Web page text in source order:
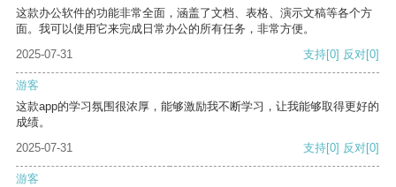
这款办公软件的功能非常全面，涵盖了文档、表格、演示文稿等各个方
面。我可以使用它来完成日常办公的所有任务，非常方便。
2025-07-31
支持[0] 反对[0]
游客
这款app的学习氛围很浓厚，能够激励我不断学习，让我能够取得更好的
成绩。
2025-07-31
支持[0] 反对[0]
游客